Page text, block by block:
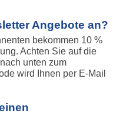
Angebote an?
bekommen 10 %
Achten Sie auf die
unten zum
wird Ihnen per E-Mail